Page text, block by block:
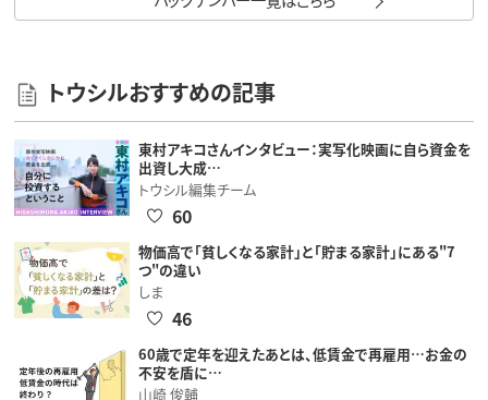
トウシルおすすめの記事
東村アキコさんインタビュー：実写化映画に自ら資金を
出資し大成…
トウシル編集チーム
60
物価高で「貧しくなる家計」と「貯まる家計」にある"7
つ"の違い
しま
46
60歳で定年を迎えたあとは、低賃金で再雇用…お金の
不安を盾に…
山崎 俊輔